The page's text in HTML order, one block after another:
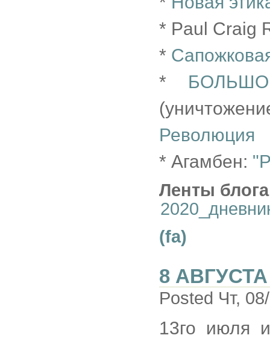
* Paul Craig
*
*
Революция
* Агамбен:
Ленты
(fa)
8 АВГУСТА
Posted Чт,
13го июля